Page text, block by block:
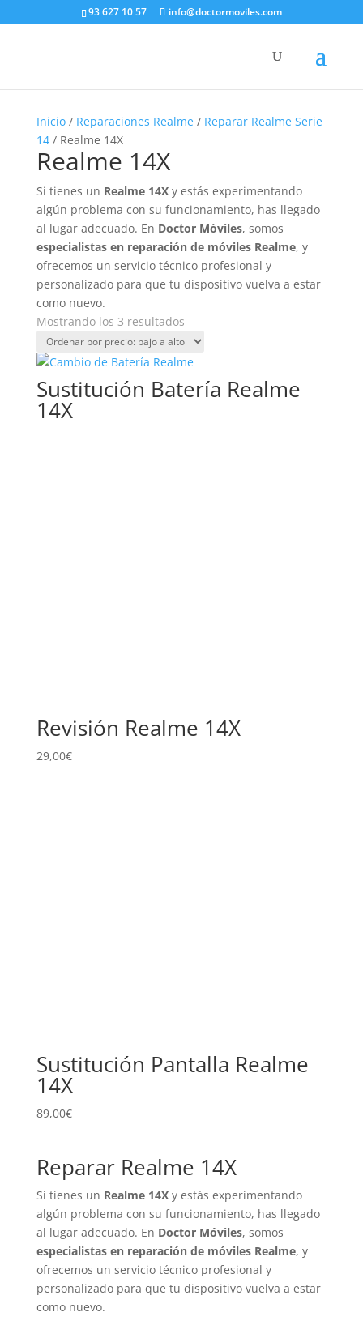
93 627 10 57 info@doctormoviles.com
Inicio/ Reparaciones Realme/ Reparar Realme Serie
14/ Realme 14X
Realme 14X
Si tienes un Realme 14Xy estás experimentando
algún problema con su funcionamiento, has llegado
al lugar adecuado. En Doctor Móviles, somos
especialistas en reparación de móviles Realme, y
ofrecemos un servicio técnico profesional y
personalizado para que tu dispositivo vuelva a estar
como nuevo.
Mostrando los 3 resultadosOrdenado
por
precio:
a
Sustitución Batería Realme
14X
Revisión Realme 14X
29,00€
Sustitución Pantalla Realme
14X
89,00€
Reparar Realme 14X
Si tienes un Realme 14Xy estás experimentando
algún problema con su funcionamiento, has llegado
al lugar adecuado. En Doctor Móviles, somos
especialistas en reparación de móviles Realme, y
ofrecemos un servicio técnico profesional y
personalizado para que tu dispositivo vuelva a estar
como nuevo.